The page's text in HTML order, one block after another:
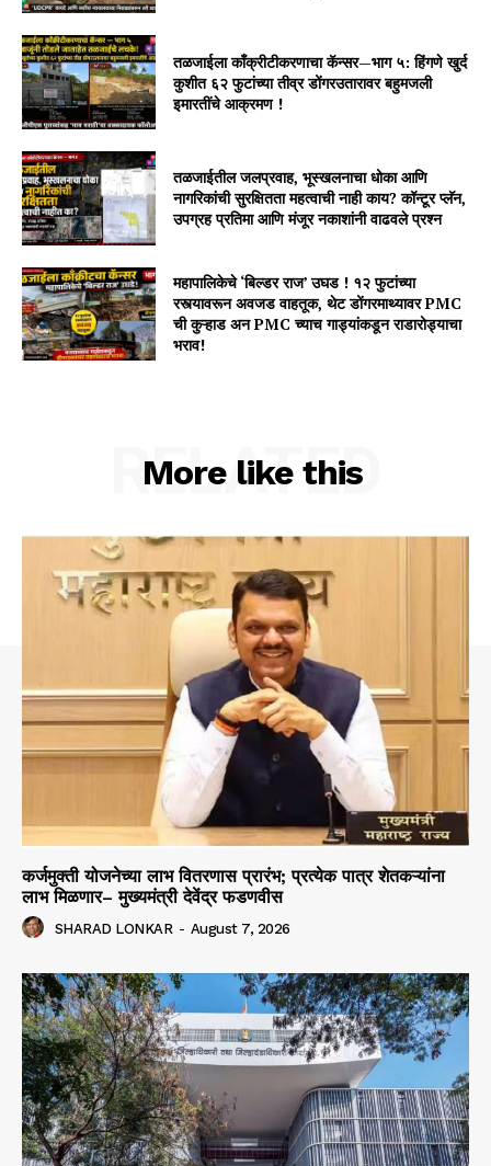
तळजाईला काँक्रीटीकरणाचा कॅन्सर—भाग ५: हिंगणे खुर्द
कुशीत ६२ फुटांच्या तीव्र डोंगरउतारावर बहुमजली
इमारतींचे आक्रमण !
तळजाईतील जलप्रवाह, भूस्खलनाचा धोका आणि
नागरिकांची सुरक्षितता महत्वाची नाही काय? कॉन्टूर प्लॅन,
उपग्रह प्रतिमा आणि मंजूर नकाशांनी वाढवले प्रश्न
महापालिकेचे ‘बिल्डर राज’ उघड ! १२ फुटांच्या
रस्त्यावरून अवजड वाहतूक, थेट डोंगरमाथ्यावर PMC
ची कुऱ्हाड अन PMC च्याच गाड्यांकडून राडारोड्याचा
भराव!
More like this
RELATED
कर्जमुक्ती योजनेच्या लाभ वितरणास प्रारंभ; प्रत्येक पात्र शेतकऱ्यांना
लाभ मिळणार– मुख्यमंत्री देवेंद्र फडणवीस
SHARAD LONKAR - August 7, 2026